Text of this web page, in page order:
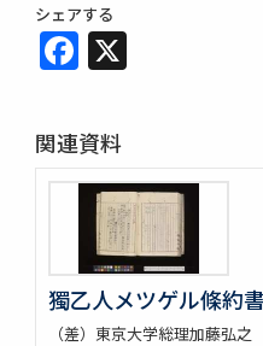
シェアする
Facebook
関連資料
獨乙人メツゲル條約
（差）東京大学総理加藤弘